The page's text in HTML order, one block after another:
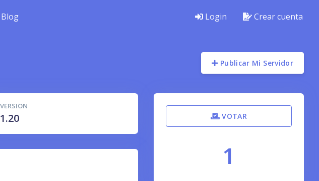
Blog Login Crear cuenta
Publicar Mi Servidor
VERSION
1.20 VOTAR
1